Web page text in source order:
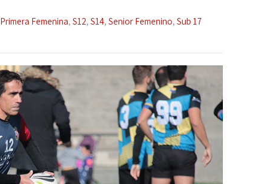
Primera Femenina, S12, S14, Senior Femenino, Sub 17